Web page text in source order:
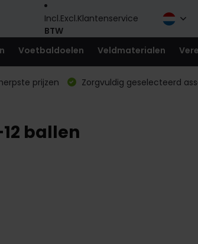
Incl.Excl.
BTW
Klantenservice
Voetbaldoelen Veldmaterialen
prijzen
Zorgvuldig geselecteerd
ballen